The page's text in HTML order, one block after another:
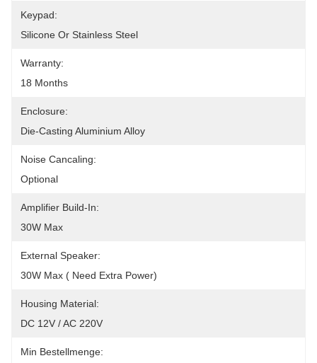
Keypad:
Silicone Or Stainless Steel
Warranty:
18 Months
Enclosure:
Die-Casting Aluminium Alloy
Noise Cancaling:
Optional
Amplifier Build-In:
30W Max
External Speaker:
30W Max ( Need Extra Power)
Housing Material:
DC 12V / AC 220V
Min Bestellmenge: